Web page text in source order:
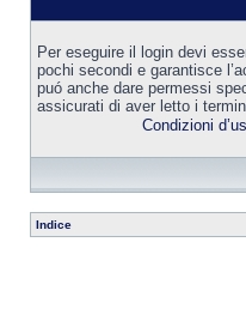
Per eseguire il login devi
pochi secondi e garantisce
puó anche dare permessi
assicurati di aver letto i
Condizioni
Indice